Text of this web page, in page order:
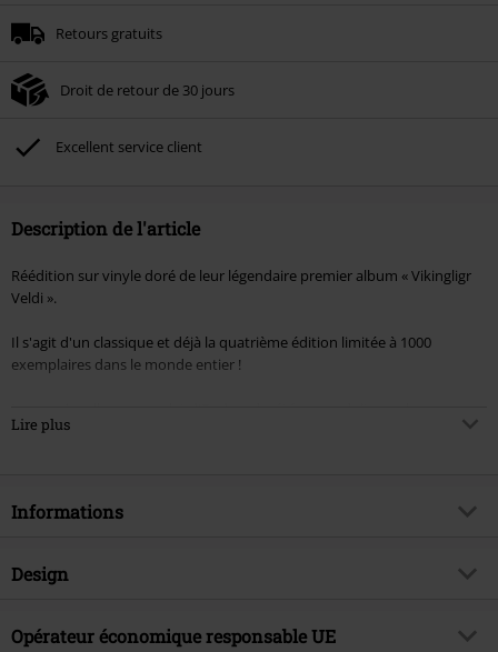
Retours gratuits
Droit de retour de 30 jours
Excellent service client
Description de l'article
Réédition sur vinyle doré de leur légendaire premier album « Vikingligr
Veldi ».
Il s'agit d'un classique et déjà la quatrième édition limitée à 1000
exemplaires dans le monde entier !
légendaire Pytten au célèbre studio Grieghallen à Bergen, en Norvège. Il
guitariste des pionniers du black metal Mayhem.
Lire plus
Informations
Article n°.
Genre (musique)
Black Metal
Design
Catégorie de produit
Opérateur économique responsable UE